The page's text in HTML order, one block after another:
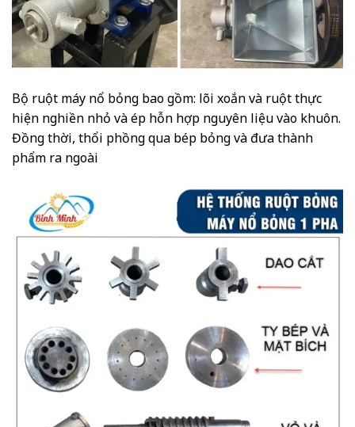
Bộ ruột máy nổ bỏng bao gồm: lõi xoắn và ruột thực
hiện nghiền nhỏ và ép hỗn hợp nguyên liệu vào khuôn.
Đồng thời, thổi phồng qua bép bỏng và đưa thành
phẩm ra ngoài